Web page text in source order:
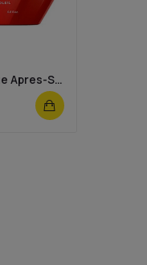
Kerastase Masque Apres-Soleil 200ml